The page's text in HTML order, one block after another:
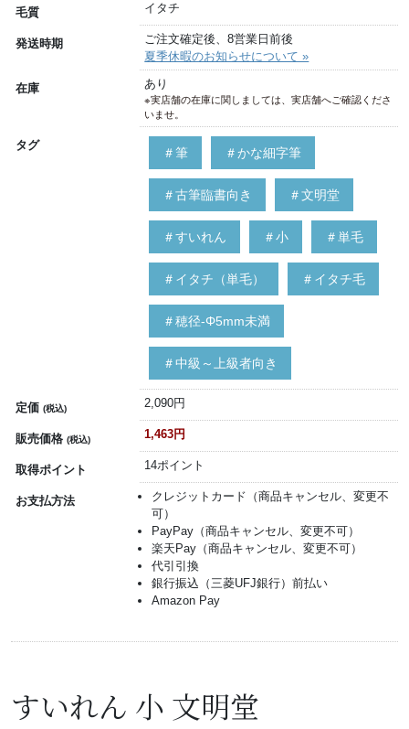
毛質 イタチ
発送時期
ご注文確定後、8営業日前後
夏季休暇のお知らせについて »
在庫 あり
※実店舗の在庫に関しましては、実店舗へご確認くださ
いませ。
タグ
＃筆 ＃かな細字筆
＃古筆臨書向き ＃文明堂
＃すいれん ＃小 ＃単毛
＃イタチ（単毛） ＃イタチ毛
＃穂径-Φ5mm未満
＃中級～上級者向き
定価 (税込) 2,090円
販売価格 (税込) 1,463円
取得ポイント 14ポイント
お支払方法
クレジットカード（商品キャンセル、変更不
可）
PayPay（商品キャンセル、変更不可）
楽天Pay（商品キャンセル、変更不可）
代引引換
銀行振込（三菱UFJ銀行）前払い
Amazon Pay
すいれん 小 文明堂